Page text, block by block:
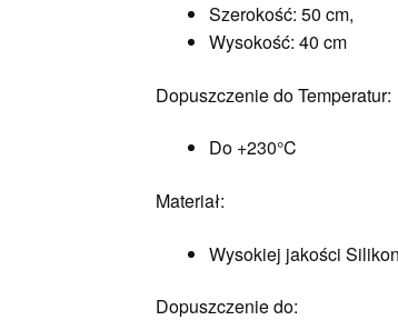
Szerokość: 50 cm,
Wysokość: 40 cm
Dopuszczenie do Temperatur:
Do +230°C
Materiał:
Wysokiej jakości Silikon
Dopuszczenie do: